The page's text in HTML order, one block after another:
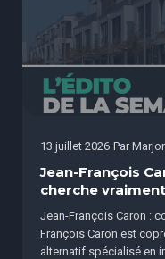
13 juillet 2026 Par
Jean-François
cherche
Jean-François Caron :
François Caron est
alternatif spécialisé en